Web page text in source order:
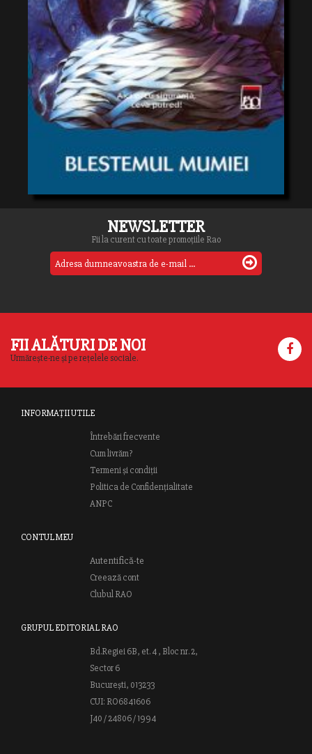
NEWSLETTER
Fii la curent cu toate promoțiile Rao
FII ALĂTURI DE NOI
Urmărește-ne și pe rețelele sociale.
INFORMAȚII UTILE
Întrebări frecvente
Cum livrăm?
Termeni și condiții
Politica de Confidențialitate
ANPC
CONTUL MEU
Autentifică-te
Creează cont
Clubul RAO
GRUPUL EDITORIAL RAO
Bd.Regiei 6B, et. 4 , Bloc nr. 2,
Sector 6
București, 013233
CUI: RO6841606
J40 / 24806 / 1994